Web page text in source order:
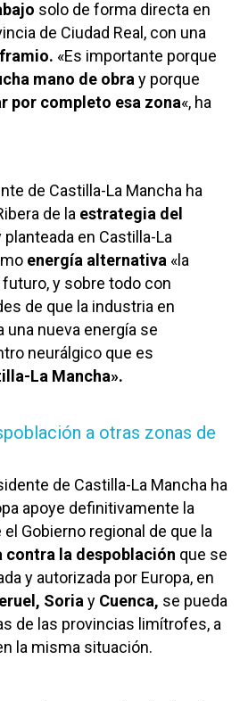
solo de forma directa en
de Ciudad Real, con una
«Es importante porque
mano de obra y porque
por completo esa zona«, ha
de Castilla-La Mancha ha
de la estrategia del
planteada en Castilla-La
energía alternativa «la
y sobre todo con
de que la industria en
una nueva energía se
neurálgico que es
La Mancha».
a otras zonas de
de Castilla-La Mancha ha
apoye definitivamente la
Gobierno regional de que la
contra la despoblación que se
y autorizada por Europa, en
Soria y Cuenca, se pueda
de las provincias limítrofes, a
la misma situación.